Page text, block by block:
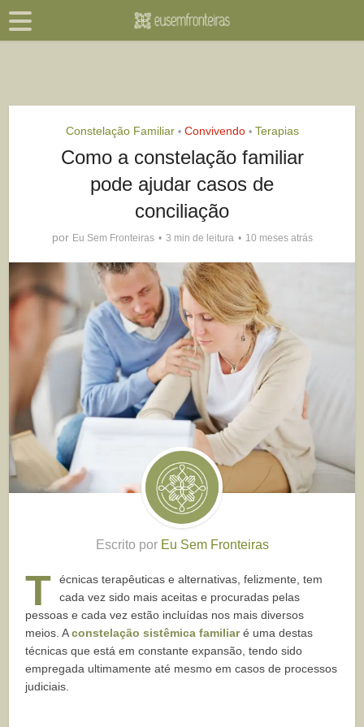
Constelação Familiar • Convivendo • Terapias
Como a constelação familiar
pode ajudar casos de
conciliação
por Eu Sem Fronteiras 3 min de leitura 10 meses atrás
Escrito por Eu Sem Fronteiras
T
écnicas terapêuticas e alternativas, felizmente, tem
cada vez sido mais aceitas e procuradas pelas
pessoas e cada vez estão incluídas nos mais diversos
meios. Aconstelação sistêmica familiaré uma destas
técnicas que está em constante expansão, tendo sido
empregada ultimamente até mesmo em casos de processos
judiciais.